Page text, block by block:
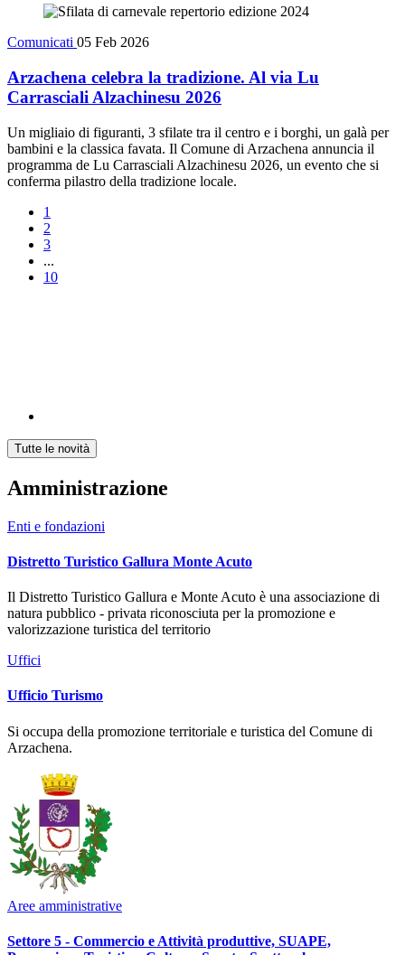
Comunicati 05 Feb 2026
Arzachena celebra la tradizione. Al via Lu
Carrasciali Alzachinesu 2026
Un migliaio di figuranti, 3 sfilate tra il centro e i borghi, un galà per
bambini e la classica favata. Il Comune di Arzachena annuncia il
programma de Lu Carrasciali Alzachinesu 2026, un evento che si
conferma pilastro della tradizione locale.
1
2
3
...
10
Tutte le novità
Amministrazione
Enti e fondazioni
Distretto Turistico Gallura Monte Acuto
Il Distretto Turistico Gallura e Monte Acuto è una associazione di
natura pubblico - privata riconosciuta per la promozione e
valorizzazione turistica del territorio
Uffici
Ufficio Turismo
Si occupa della promozione territoriale e turistica del Comune di
Arzachena.
Aree amministrative
Settore 5 - Commercio e Attività produttive, SUAPE,